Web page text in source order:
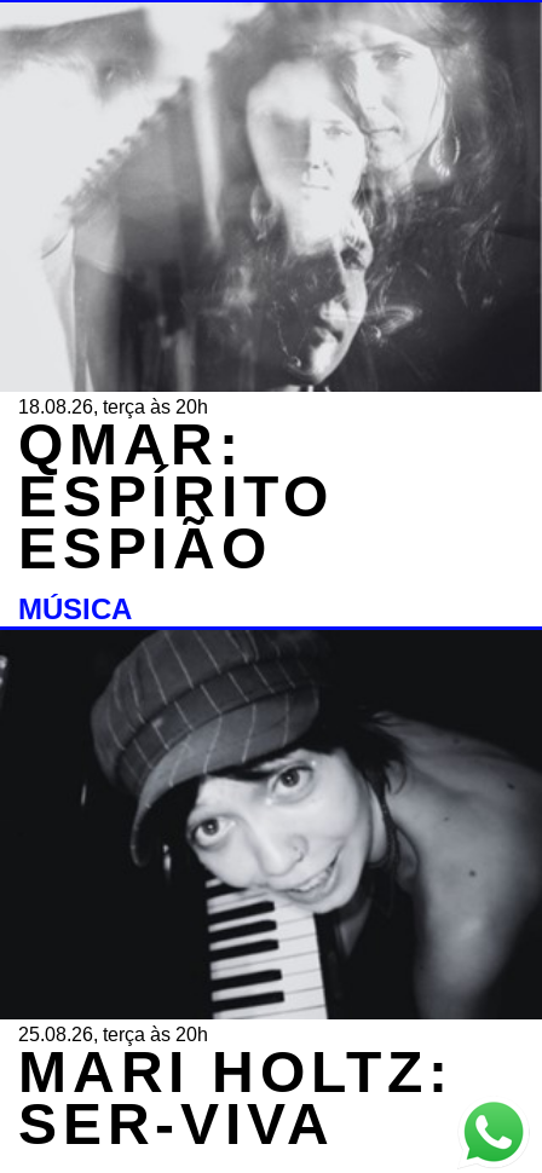
18.08.26, terça às 20h
QMAR:
ESPÍRITO
ESPIÃO
MÚSICA
25.08.26, terça às 20h
MARI HOLTZ:
SER-VIVA